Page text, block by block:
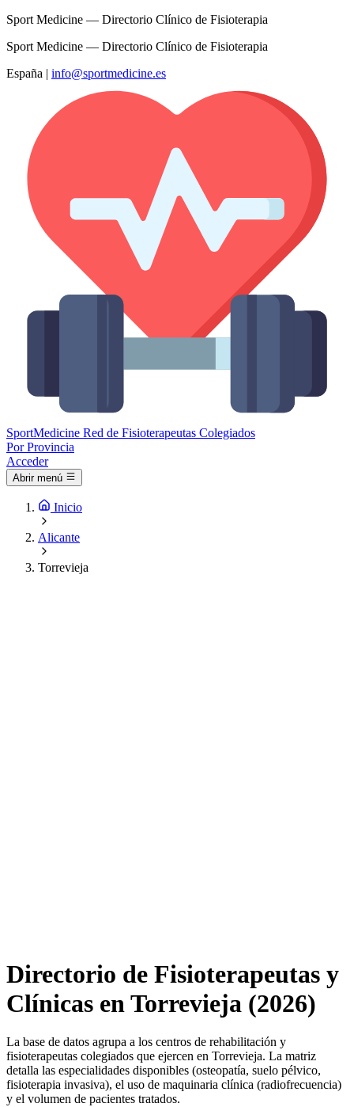
Sport Medicine — Directorio Clínico de Fisioterapia
Sport Medicine — Directorio Clínico de Fisioterapia
España | info@sportmedicine.es
SportMedicine Red de Fisioterapeutas Colegiados
Por Provincia
Acceder
Abrir menú
Inicio
Alicante
Torrevieja
Directorio de Fisioterapeutas y
Clínicas en Torrevieja (2026)
La base de datos agrupa a los centros de rehabilitación y
fisioterapeutas colegiados que ejercen en Torrevieja. La matriz
detalla las especialidades disponibles (osteopatía, suelo pélvico,
fisioterapia invasiva), el uso de maquinaria clínica (radiofrecuencia)
y el volumen de pacientes tratados.